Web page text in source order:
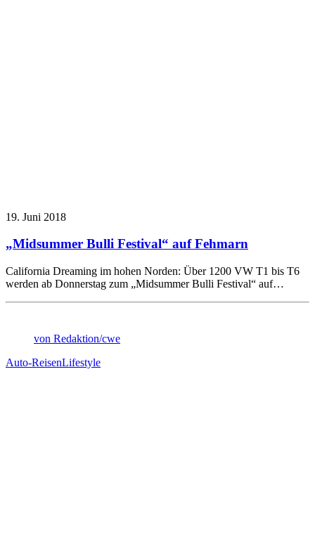
19. Juni 2018
„Midsummer Bulli Festival“ auf Fehmarn
California Dreaming im hohen Norden: Über 1200 VW T1 bis T6
werden ab Donnerstag zum „Midsummer Bulli Festival“ auf…
von Redaktion/cwe
Auto-ReisenLifestyle